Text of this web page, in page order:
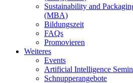
Sustainability and
(MBA)
Bildungszeit
FAQs
Promovieren
Weiteres
Events
Artificial Intelligence
Schnupperangebote